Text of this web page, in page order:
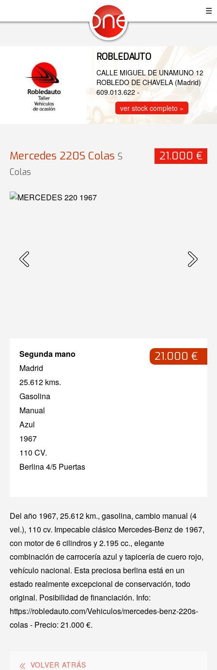
☰
ROBLEDAUTO
CALLE MIGUEL DE UNAMUNO 12
ROBLEDO DE CHAVELA (Madrid)
609.013.622 -
ver stock completo »
Mercedes 220S Colas S
Colas
21.000 €
Segunda mano
Madrid
25.612 kms.
Gasolina
Manual
Azul
1967
110 CV.
Berlina 4/5 Puertas
21.000 €
Del año 1967, 25.612 km., gasolina, cambio manual (4
vel.), 110 cv. Impecable clásico Mercedes-Benz de 1967,
con motor de 6 cilindros y 2.195 cc., elegante
combinación de carrocería azul y tapicería de cuero rojo,
vehículo nacional. Esta preciosa berlina está en un
estado realmente excepcional de conservación, todo
original. Posibilidad de financiación. Info:
https://robledauto.com/Vehiculos/mercedes-benz-220s-
colas - Precio: 21.000 €.
VOLVER ATRÁS